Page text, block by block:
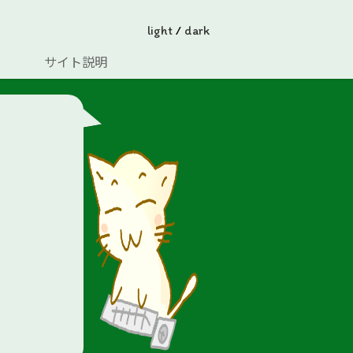
light / dark
サイト説明